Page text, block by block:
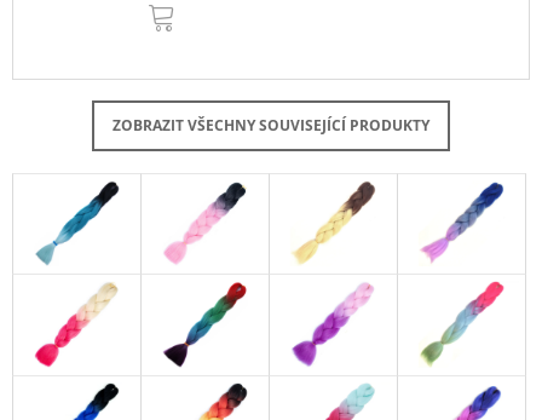
ZOBRAZIT VŠECHNY SOUVISEJÍCÍ PRODUKTY